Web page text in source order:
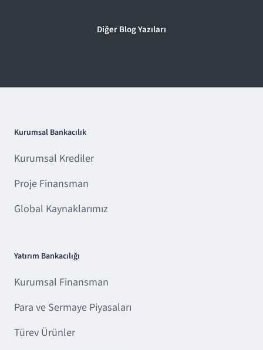
Diğer Blog Yazıları
Kurumsal Bankacılık
Kurumsal Krediler
Proje Finansman
Global Kaynaklarımız
Yatırım Bankacılığı
Kurumsal Finansman
Para ve Sermaye Piyasaları
Türev Ürünler